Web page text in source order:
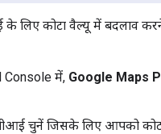
लिए कोटा वैल्यू में बदलाव
Console में, Google Maps
चुनें जिसके लिए आपको